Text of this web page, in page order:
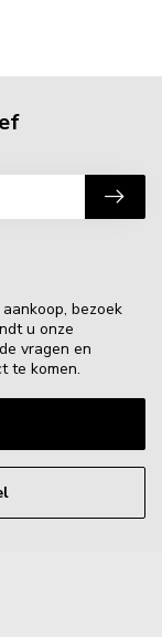
bezoek
u onze
vragen en
te komen.